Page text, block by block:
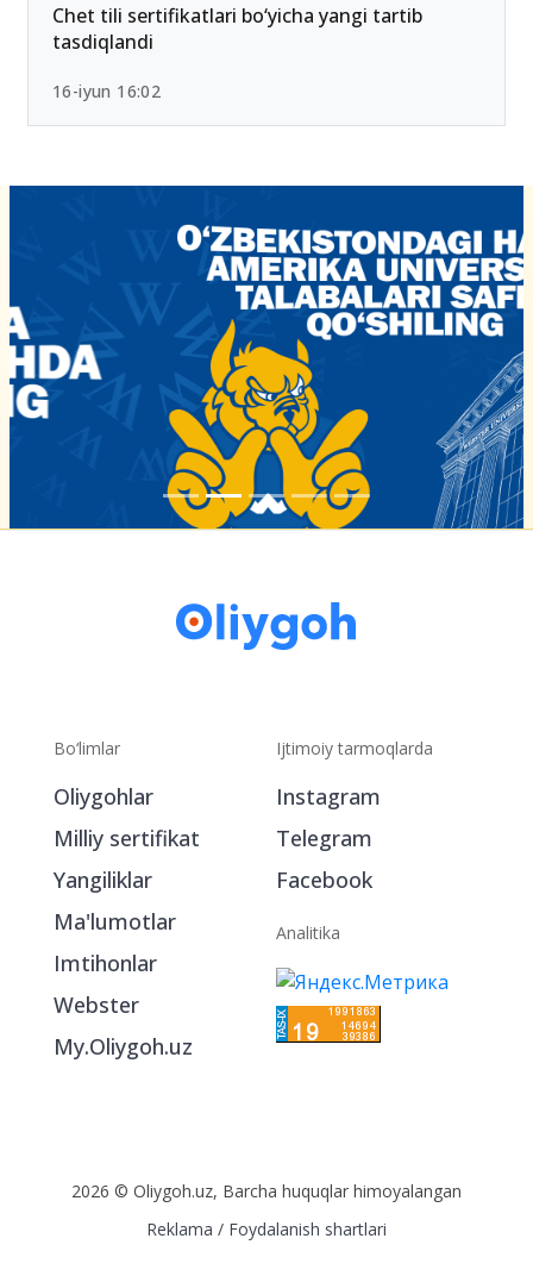
Chet tili sertifikatlari bo‘yicha yangi tartib
tasdiqlandi
16-iyun 16:02
Bo‘limlar
Oliygohlar
Milliy sertifikat
Yangiliklar
Ma'lumotlar
Imtihonlar
Webster
My.Oliygoh.uz
Ijtimoiy tarmoqlarda
Instagram
Telegram
Facebook
Analitika
2026 © Oliygoh.uz, Barcha huquqlar himoyalangan
Reklama / Foydalanish shartlari